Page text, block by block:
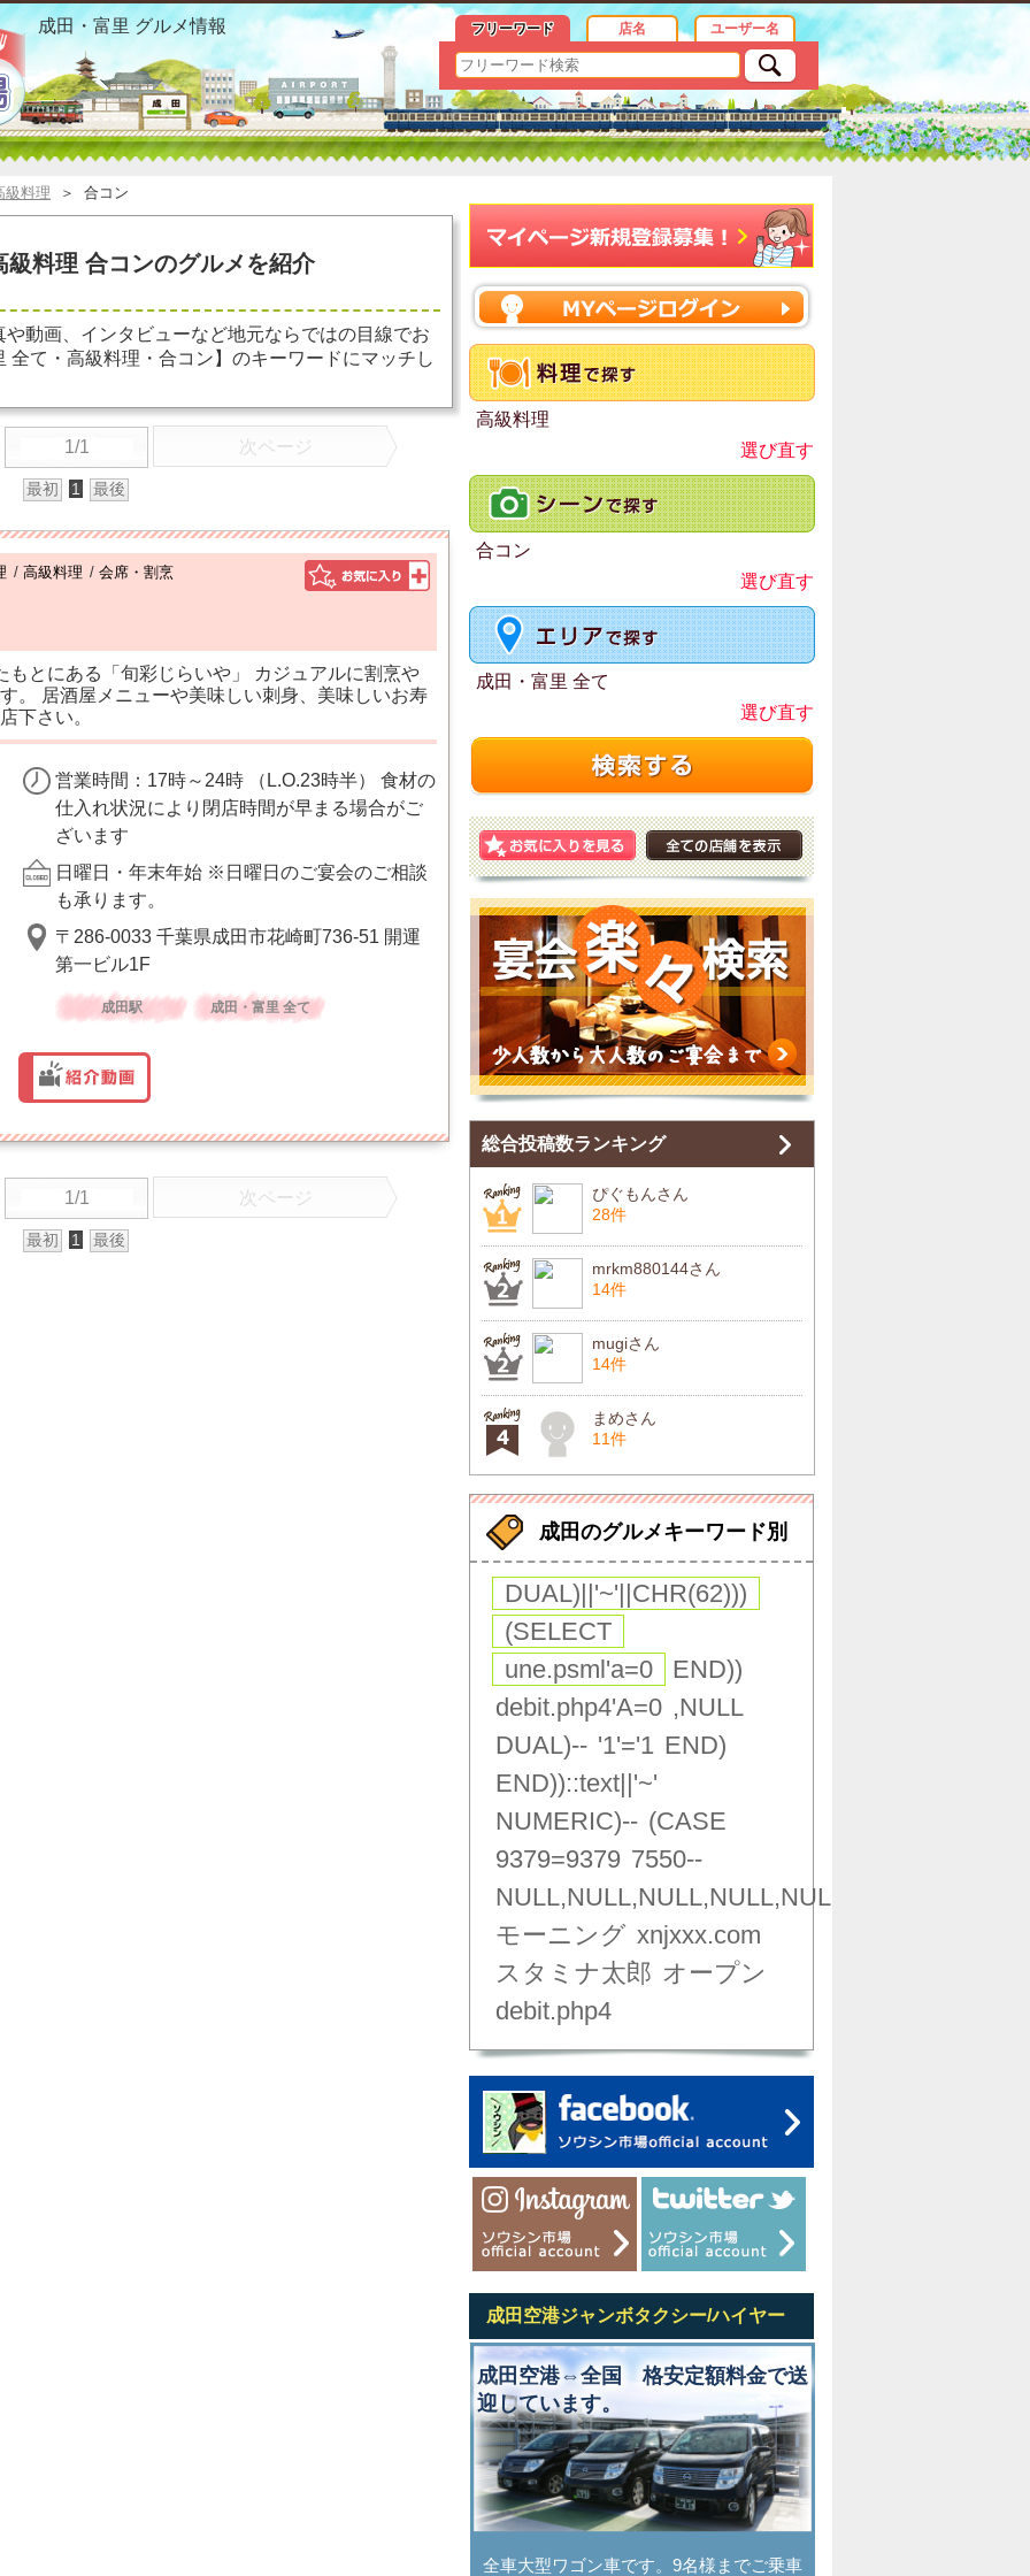
成田・富里 全て 高級料理 合コン お勧めグルメ おすすめ情報
成田・富里 グルメ情報 フリーワード 店名 ユーザー名
級料理 ＞ 合コン
料理 合コンのグルメを紹介
動画、インタビューなど地元ならではの目線でお
全て・高級料理・合コン】のキーワードにマッチし
1/1 次ページ
最初 1 最後
/ 高級料理 / 会席・割烹
もとにある「旬彩じらいや」 カジュアルに割烹や
。 居酒屋メニューや美味しい刺身、美味しいお寿
下さい。
営業時間：17時～24時 （L.O.23時半） 食材の
仕入れ状況により閉店時間が早まる場合がご
ざいます
日曜日・年末年始 ※日曜日のご宴会のご相談
も承ります。
〒286-0033 千葉県成田市花崎町736-51 開運
第一ビル1F
成田駅 成田・富里 全て
1/1 次ページ
最初 1 最後
高級料理
選び直す
合コン
選び直す
成田・富里 全て
選び直す
総合投稿数ランキング
ぴぐもんさん
28件
mrkm880144さん
14件
mugiさん
14件
まめさん
11件
成田のグルメキーワード別
DUAL)||'~'||CHR(62)))
(SELECT
une.psml'a=0
END))
debit.php4'A=0 ,NULL
DUAL)-- '1'='1 END)
END))::text||'~'
NUMERIC)-- (CASE
9379=9379 7550--
モーニング xnjxxx.com
スタミナ太郎 オープン
debit.php4
成田空港ジャンボタクシー/ハイヤー
成田空港⇔全国 格安定額料金で送
迎しています。
全車大型ワゴン車です。9名様までご乗車